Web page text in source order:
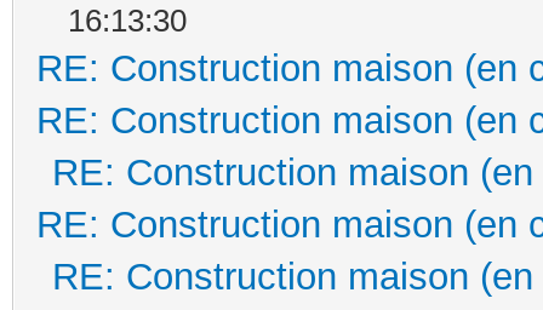
16:13:30
RE: Construction maison (en
RE: Construction maison (en
RE: Construction maison
RE: Construction maison (en
RE: Construction maison